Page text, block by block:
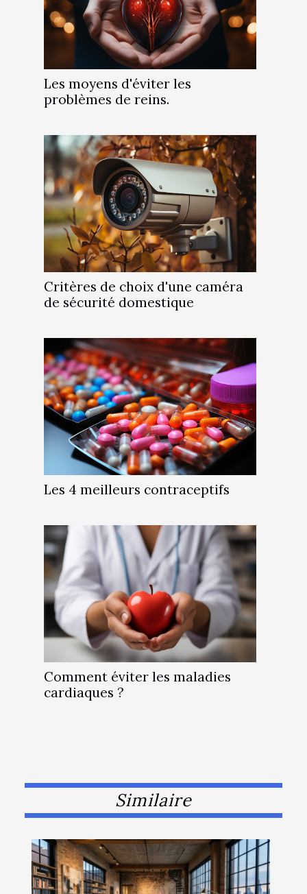
Les moyens d'éviter les
problèmes de reins.
Critères de choix d'une caméra
de sécurité domestique
Les 4 meilleurs contraceptifs
Comment éviter les maladies
cardiaques ?
Similaire